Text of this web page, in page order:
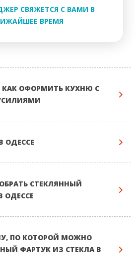
СВЯЖЕТСЯ С ВАМИ В
ВРЕМЯ
КАК ОФОРМИТЬ КУХНЮ С
ОДЕССЕ
СТЕКЛЯННЫЙ
ОДЕССЕ
ПО КОТОРОЙ МОЖНО
ФАРТУК ИЗ СТЕКЛА В